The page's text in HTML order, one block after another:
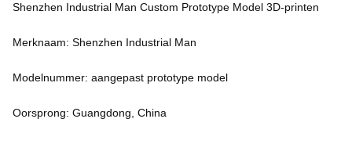
Shenzhen Industrial Man Custom Prototype Model 3D-printen
Merknaam: Shenzhen Industrial Man
Modelnummer: aangepast prototype model
Oorsprong: Guangdong, China